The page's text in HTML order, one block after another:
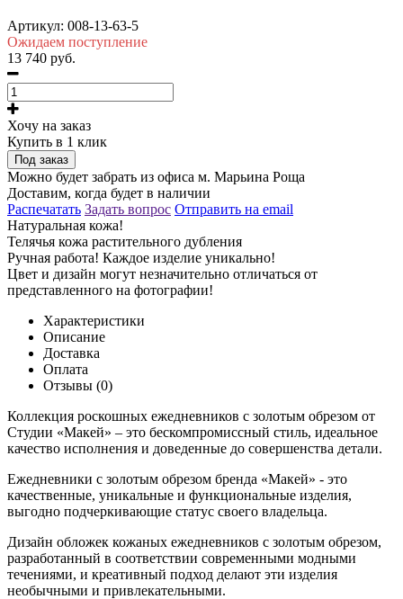
Артикул: 008-13-63-5
Ожидаем поступление
13 740 руб.
Хочу на заказ
Купить в 1 клик
Под заказ
Можно будет забрать из офиса м. Марьина Роща
Доставим, когда будет в наличии
Распечатать Задать вопрос Отправить на email
Натуральная кожа!
Телячья кожа растительного дубления
Ручная работа! Каждое изделие уникально!
Цвет и дизайн могут незначительно отличаться от
представленного на фотографии!
Характеристики
Описание
Доставка
Оплата
Отзывы (0)
Коллекция роскошных ежедневников с золотым обрезом от
Студии «Макей» – это бескомпромиссный стиль, идеальное
качество исполнения и доведенные до совершенства детали.
Ежедневники с золотым обрезом бренда «Макей» - это
качественные, уникальные и функциональные изделия,
выгодно подчеркивающие статус своего владельца.
Дизайн обложек кожаных ежедневников с золотым обрезом,
разработанный в соответствии современными модными
течениями, и креативный подход делают эти изделия
необычными и привлекательными.